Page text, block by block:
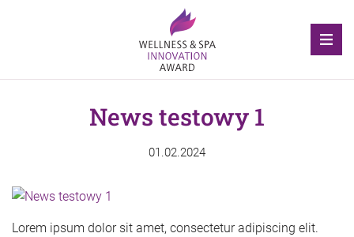
News testowy 1
01.02.2024
Lorem ipsum dolor sit amet, consectetur adipiscing elit.